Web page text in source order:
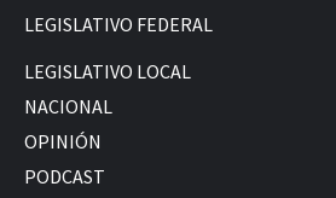
LEGISLATIVO FEDERAL
LEGISLATIVO LOCAL
NACIONAL
OPINIÓN
PODCAST